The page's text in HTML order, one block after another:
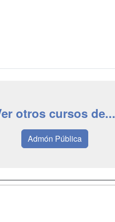
otros cursos de...
Admón Pública